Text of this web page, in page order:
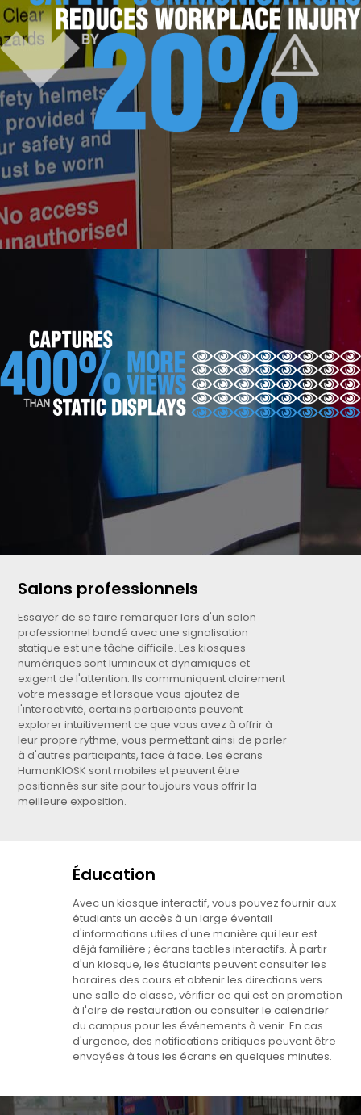
Salons professionnels
Essayer de se faire remarquer lors d'un salon
professionnel bondé avec une signalisation
statique est une tâche difficile. Les kiosques
numériques sont lumineux et dynamiques et
exigent de l'attention. Ils communiquent clairement
votre message et lorsque vous ajoutez de
l'interactivité, certains participants peuvent
explorer intuitivement ce que vous avez à offrir à
leur propre rythme, vous permettant ainsi de parler
à d'autres participants, face à face. Les écrans
HumanKIOSK sont mobiles et peuvent être
positionnés sur site pour toujours vous offrir la
meilleure exposition.
Éducation
Avec un kiosque interactif, vous pouvez fournir aux
étudiants un accès à un large éventail
d'informations utiles d'une manière qui leur est
déjà familière ; écrans tactiles interactifs. À partir
d'un kiosque, les étudiants peuvent consulter les
horaires des cours et obtenir les directions vers
une salle de classe, vérifier ce qui est en promotion
à l'aire de restauration ou consulter le calendrier
du campus pour les événements à venir. En cas
d'urgence, des notifications critiques peuvent être
envoyées à tous les écrans en quelques minutes.